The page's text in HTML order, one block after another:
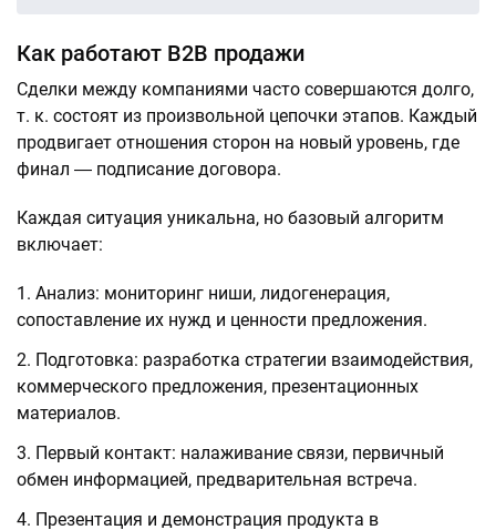
Как работают B2B продажи
Сделки между компаниями часто совершаются долго,
т. к. состоят из произвольной цепочки этапов. Каждый
продвигает отношения сторон на новый уровень, где
финал ― подписание договора.
Каждая ситуация уникальна, но базовый алгоритм
включает:
Анализ: мониторинг ниши, лидогенерация,
сопоставление их нужд и ценности предложения.
Подготовка: разработка стратегии взаимодействия,
коммерческого предложения, презентационных
материалов.
Первый контакт: налаживание связи, первичный
обмен информацией, предварительная встреча.
Презентация и демонстрация продукта в